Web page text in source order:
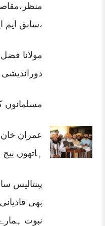
،سابق ایم
مولانا
دوراندیشی
مسلمانوں
عمران
ہاتھوں
پینتالیس
بھی
نبوت